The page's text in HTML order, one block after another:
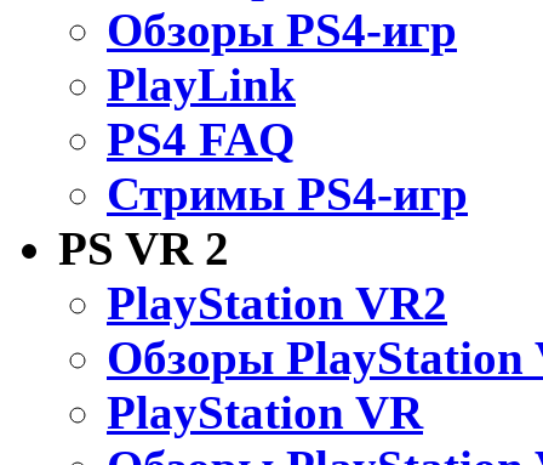
Обзоры PS4-игр
PlayLink
PS4 FAQ
Стримы PS4-игр
PS VR 2
PlayStation VR2
Обзоры PlayStation
PlayStation VR